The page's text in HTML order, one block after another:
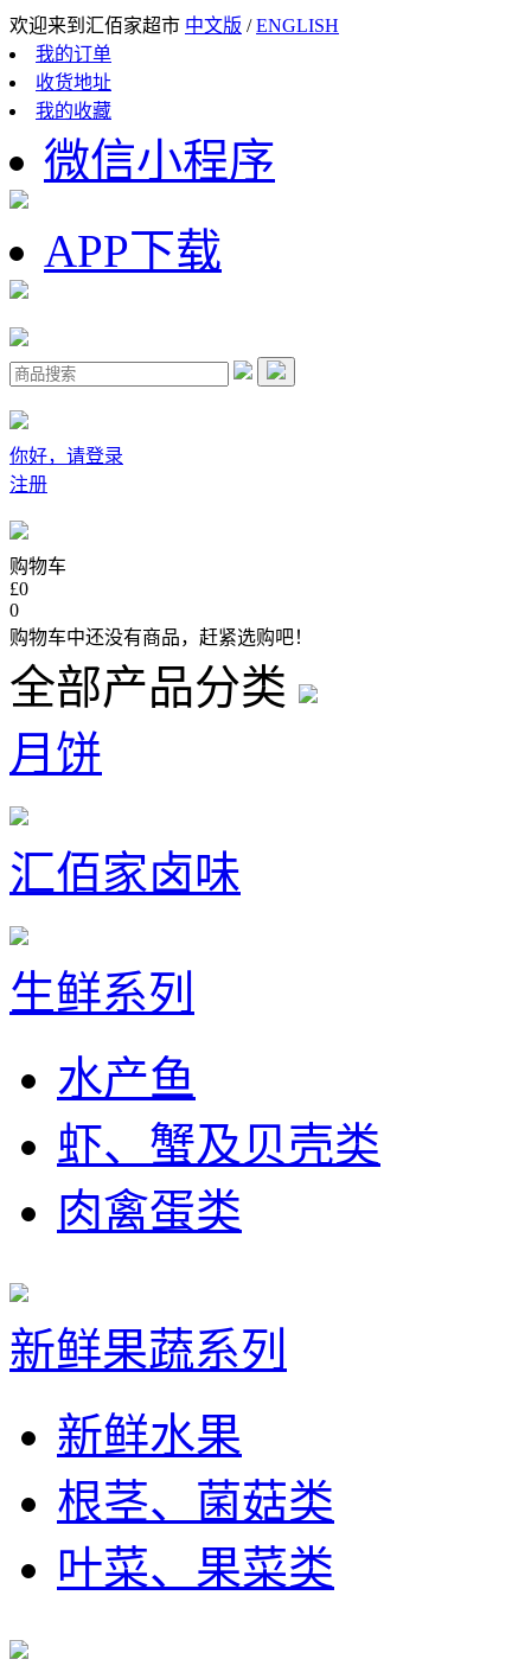
欢迎来到汇佰家超市 中文版 /ENGLISH
我的订单
收货地址
我的收藏
微信小程序
APP下载
你好，请登录
注册
购物车
£0
0
购物车中还没有商品，赶紧选购吧！
全部产品分类
月饼
汇佰家卤味
生鲜系列
水产鱼
虾、蟹及贝壳类
肉禽蛋类
新鲜果蔬系列
新鲜水果
根茎、菌菇类
叶菜、果菜类